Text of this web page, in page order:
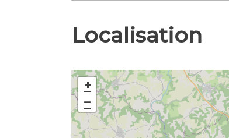
Localisation
+
−